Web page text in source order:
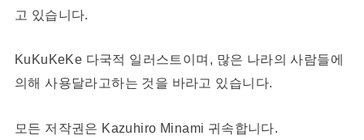
고 있습니다.
KuKuKeKe 다국적 일러스트이며, 많은 나라의 사람들에
의해 사용달라고하는 것을 바라고 있습니다.
모든 저작권은 Kazuhiro Minami 귀속합니다.